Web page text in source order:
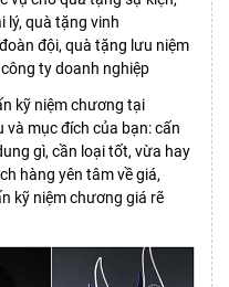
lý, quà tặng vinh
đội, quà tặng lưu niệm
ty doanh nghiệp
kỹ niệm chương tại
và mục đích của bạn: cấn
gì, cần loại tốt, vừa hay
hàng yên tâm về giá,
kỹ niệm chương giá rẽ